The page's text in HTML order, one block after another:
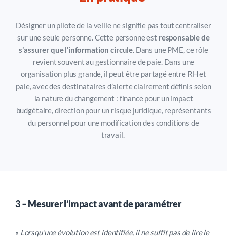
Désigner un pilote de la veille ne signifie pas tout centraliser
sur une seule personne. Cette personne est responsable de
s’assurer que l’information circule. Dans une PME, ce rôle
revient souvent au gestionnaire de paie. Dans une
organisation plus grande, il peut être partagé entre RH et
paie, avec des destinataires d’alerte clairement définis selon
la nature du changement : finance pour un impact
budgétaire, direction pour un risque juridique, représentants
du personnel pour une modification des conditions de
travail.
3 – Mesurer l’impact avant de paramétrer
« Lorsqu’uneévolutionest identifiée, il ne suffit pas de lire le